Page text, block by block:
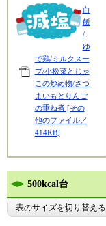
白
飯
/
ゆ
で鶏/ミルクスー
プ/小松菜とじゃ
この炒め物/さつ
まいもとりんご
の重ね煮 [その
他のファイル／
414KB]
500kcal台
表のサイズを切り替える